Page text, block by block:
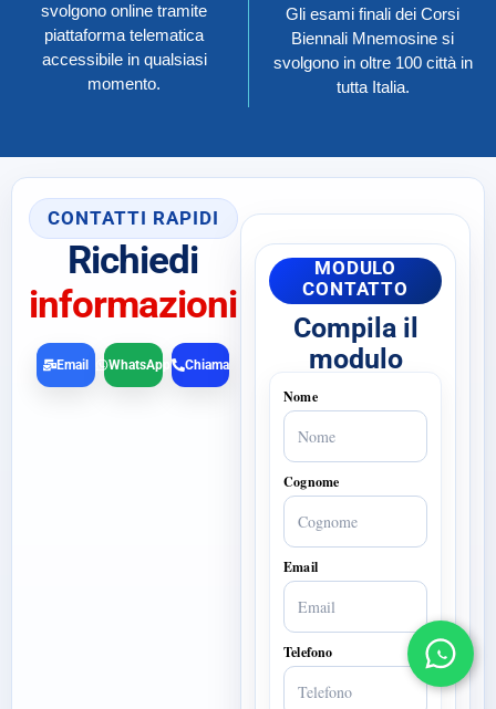
svolgono online tramite
piattaforma telematica
accessibile in qualsiasi
momento.
Gli esami finali dei Corsi
Biennali Mnemosine si
svolgono in oltre 100 città in
tutta Italia.
CONTATTI RAPIDI
Richiedi
informazioni
Chiama
Email WhatsApp
MODULO
CONTATTO
Compila il
modulo
Nome
Cognome
Email
Telefono